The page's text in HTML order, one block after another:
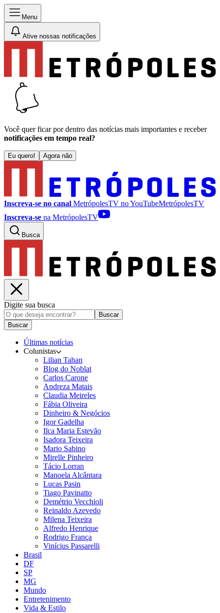
Menu
Ative nossas notificações
Você quer ficar por dentro das notícias mais importantes e receber
notificações em tempo real?
Eu quero! Agora não
Inscreva-se no canal MetrópolesTV noYouTubeMetrópolesTV
Inscreva-se na MetrópolesTV
Busca
Digite sua busca
Buscar
Buscar
Últimas notícias
Colunistas
Lilian Tahan
Blog do Noblat
Carlos Carone
Andreza Matais
Claudia Meireles
Fábia Oliveira
Dinheiro & Negócios
Igor Gadelha
Ilca Maria Estevão
Isadora Teixeira
Mario Sabino
Mirelle Pinheiro
Tácio Lorran
Manoela Alcântara
Lucas Pasin
Tiago Pavinatto
Demétrio Vecchioli
Reinaldo Azevedo
Milena Teixeira
Alfredo Henrique
Rodrigo França
Vinícius Passarelli
Brasil
DF
SP
MG
Mundo
Entretenimento
Vida & Estilo